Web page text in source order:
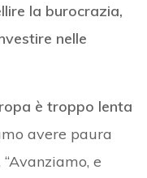
la burocrazia,
nelle
è troppo lenta
avere paura
e